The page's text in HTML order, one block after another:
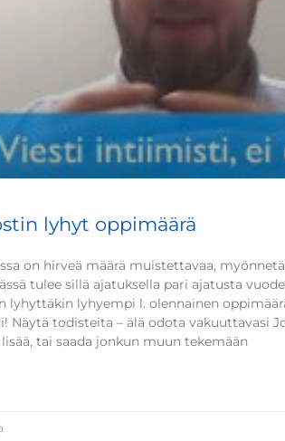
lyhyt oppimäärä
on hirveä määrä muistettavaa,
tulee sillä ajatuksella pari ajatusta
lyhyttäkin lyhyempi l. olennainen
Näytä todisteita – älä odota vakuuttavasi
tai saada jonkun muun tekemään